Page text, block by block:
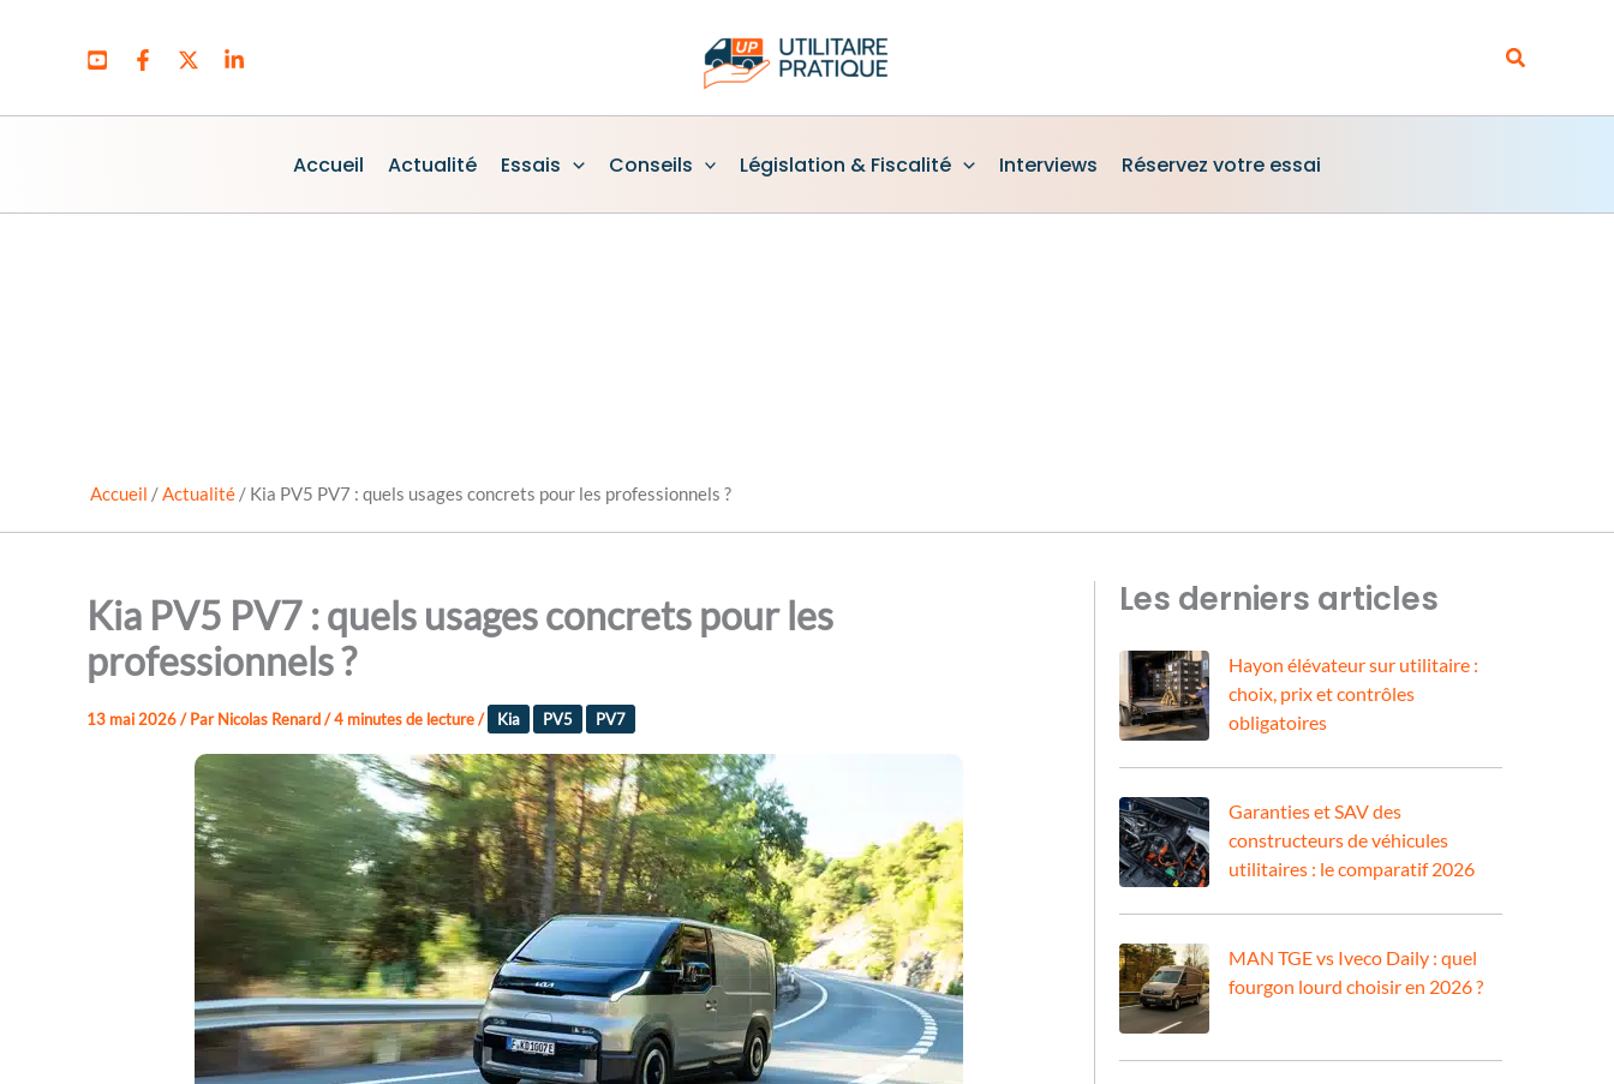
Rechercher
Accueil Actualité Essais Conseils Législation & Fiscalité Interviews Réservez votre essai
Accueil /Actualité/ Kia PV5 PV7 : quels usages concrets pour les professionnels ?
Kia PV5 PV7 : quels usages concrets pour les
professionnels ?
13 mai 2026/ ParNicolas Renard/4 minutes de lecture/ Kia PV5 PV7
Les derniers articles
Hayon élévateur sur utilitaire :
choix, prix et contrôles
obligatoires
Garanties et SAV des
constructeurs de véhicules
utilitaires : le comparatif 2026
MAN TGE vs Iveco Daily : quel
fourgon lourd choisir en 2026 ?